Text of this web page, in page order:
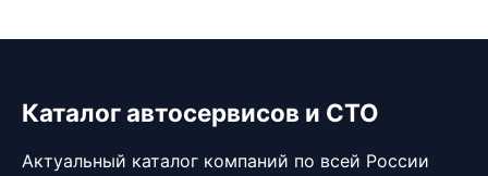
Каталог автосервисов и СТО
Актуальный каталог компаний по всей России